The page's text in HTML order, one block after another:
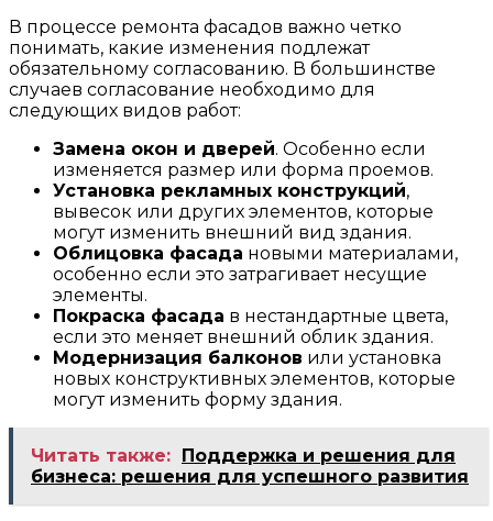
В процессе ремонта фасадов важно четко
понимать, какие изменения подлежат
обязательному согласованию. В большинстве
случаев согласование необходимо для
следующих видов работ:
Замена окон и дверей. Особенно если
изменяется размер или форма проемов.
Установка рекламных конструкций,
вывесок или других элементов, которые
могут изменить внешний вид здания.
Облицовка фасада новыми материалами,
особенно если это затрагивает несущие
элементы.
Покраска фасада в нестандартные цвета,
если это меняет внешний облик здания.
Модернизация балконов или установка
новых конструктивных элементов, которые
могут изменить форму здания.
Читать также: Поддержка и решения для
бизнеса: решения для успешного развития